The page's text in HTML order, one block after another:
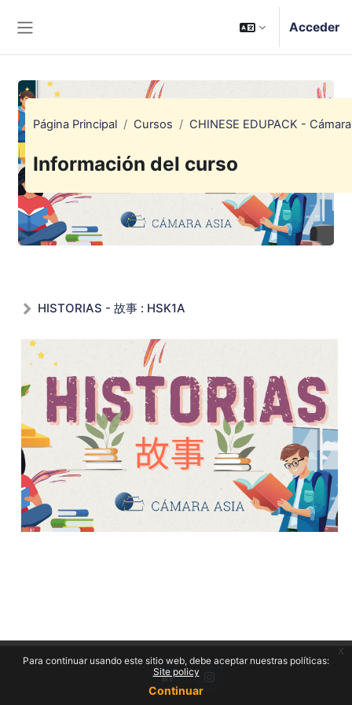
Acceder
Página Principal Cursos CHINESE EDUPACK -
Información del curso
HISTORIAS - 故事 : HSK1A
Para continuar usando este sitio web, debe aceptar nuestras políticas:
Site policy
Continuar
x